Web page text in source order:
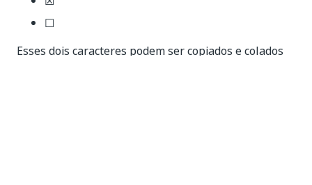
☐
Esses dois caracteres podem ser copiados e colados